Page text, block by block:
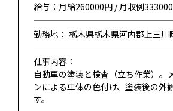
給与：月給260000円 / 月収例
勤務地： 栃木県栃木県河内郡上三川
仕事内容：
自動車の塗装と検査（立ち作業）。
ンによる車体の色付け、塗装後の外
す。